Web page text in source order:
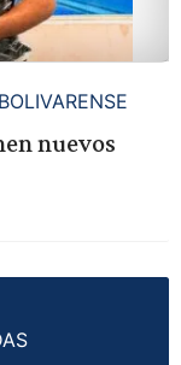
nuevos